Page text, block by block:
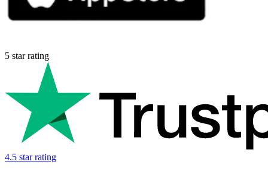
5 star rating
4.5 star rating